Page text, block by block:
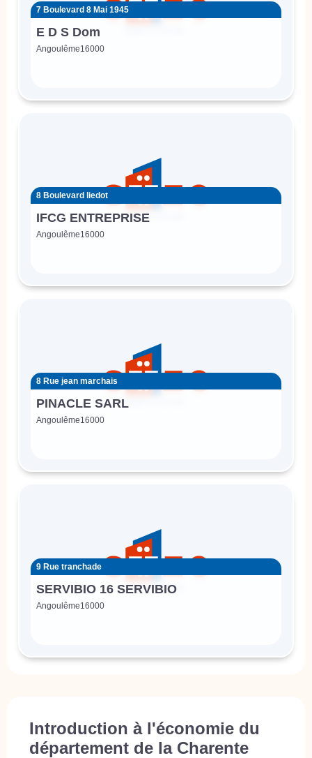
7 Boulevard 8 Mai 1945
E D S Dom
Angoulême16000
8 Boulevard liedot
IFCG ENTREPRISE
Angoulême16000
8 Rue jean marchais
PINACLE SARL
Angoulême16000
9 Rue tranchade
SERVIBIO 16 SERVIBIO
Angoulême16000
Introduction à l'économie du
département de la Charente